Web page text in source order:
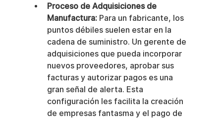
Proceso de Adquisiciones de
Manufactura: Para un fabricante, los
puntos débiles suelen estar en la
cadena de suministro. Un gerente de
adquisiciones que pueda incorporar
nuevos proveedores, aprobar sus
facturas y autorizar pagos es una
gran señal de alerta. Esta
configuración les facilita la creación
de empresas fantasma y el pago de